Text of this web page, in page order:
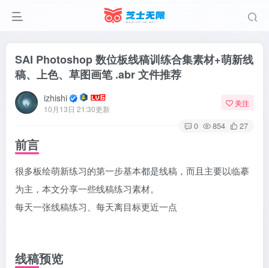
SAI Photoshop 数位板线稿训练合集素材+萌新线
稿、上色、草图画笔 .abr 文件推荐
izhishi
10月13日 21:30更新
关注
0 854 27
前言
很多板绘萌新练习的第一步基本都是线稿，而且主要以临摹
为主，本文分享一些线稿练习素材。
每天一张线稿练习、每天离目标更近一点
线稿预览